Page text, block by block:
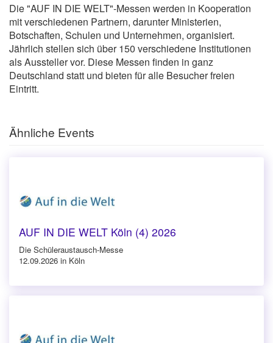
Die "AUF IN DIE WELT"-Messen werden in Kooperation
mit verschiedenen Partnern, darunter Ministerien,
Botschaften, Schulen und Unternehmen, organisiert.
Jährlich stellen sich über 150 verschiedene Institutionen
als Aussteller vor. Diese Messen finden in ganz
Deutschland statt und bieten für alle Besucher freien
Eintritt.
Ähnliche Events
AUF IN DIE WELT Köln (4) 2026
Die Schüleraustausch-Messe
12.09.2026 in Köln